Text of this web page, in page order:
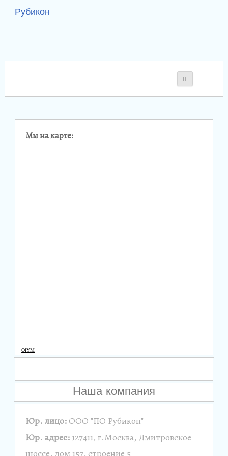
Рубикон
Мы на карте:
OiYM
Наша компания
Юр. лицо:ООО "ПО Рубикон"
Юр. адрес:127411, г.Москва, Дмитровское
шоссе, дом 157, строение 5